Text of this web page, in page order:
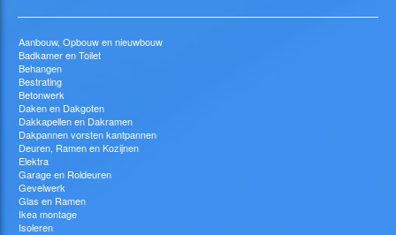
Aanbouw, Opbouw en nieuwbouw
Badkamer en Toilet
Behangen
Bestrating
Betonwerk
Daken en Dakgoten
Dakkapellen en Dakramen
Dakpannen vorsten kantpannen
Deuren, Ramen en Kozijnen
Elektra
Garage en Roldeuren
Gevelwerk
Glas en Ramen
Ikea montage
Isoleren